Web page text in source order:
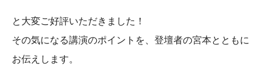
と大変ご好評いただきました！
その気になる講演のポイントを、登壇者の宮本とともに
お伝えします。